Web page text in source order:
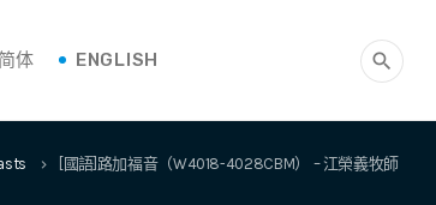
简体 ENGLISH search
keyboard_arrow_right [國語]路加福音（W4018-4028CBM） – 江榮義牧師